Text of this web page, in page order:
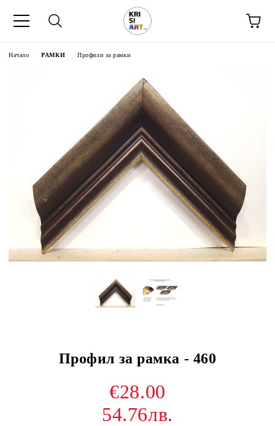
Начало РАМКИ Профили за рамки
Профил за рамка - 460
€28.00
54.76лв.